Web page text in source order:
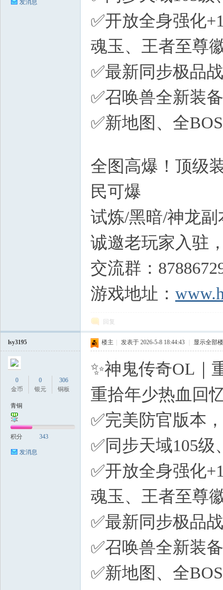
发消息
✅开放全身强化
魂玉、王者至尊
✅最新同步极品
✅召唤兽全新装
✅新地图、全
全图高爆！顶级
民可爆
试炼/黑暗/神龙
诚邀老玩家入驻
交流群：
游戏地址：
回复
lsy3195
0
金币
0
银元
306
铜板
青铜
积分 343
发消息
楼主 发表于 2026-5-8 18:44:43 显示全部
✨神鬼传奇OL｜
重拾年少热血回
✅完美防官版本
✅同步天域105
✅开放全身强化
魂玉、王者至尊
✅最新同步极品
✅召唤兽全新装
✅新地图、全